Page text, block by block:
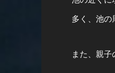
多く、池の
また、親子